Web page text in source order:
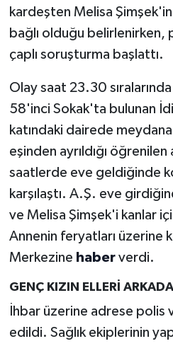
kardeşten Melisa
bağlı olduğu belirlenirken,
çaplı soruşturma başlattı.
Olay saat 23.30
58'inci Sokak'ta bulunan
katındaki dairede
eşinden ayrıldığı
saatlerde eve geldiğinde
karşılaştı. A.Ş. eve
ve Melisa Şimşek'i kanlar
Annenin feryatları üzerine
Merkezine haberverdi.
GENÇ KIZIN ELLERİ
İhbar üzerine adrese polis
edildi. Sağlık ekiplerinin